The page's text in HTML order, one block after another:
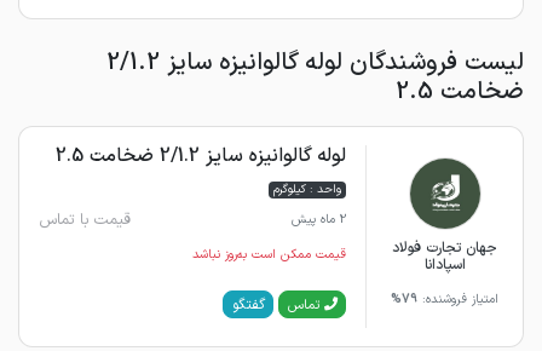
لیست فروشندگان لوله گالوانیزه سایز 2/1.2
ضخامت 2.5
جهان تجارت فولاد
اسپادانا
امتیاز فروشنده: 79%
لوله گالوانیزه سایز 2/1.2 ضخامت 2.5
واحد : کیلوگرم
2 ماه پیش
قیمت با تماس
قیمت ممکن است به‌روز نباشد
تماس گفتگو